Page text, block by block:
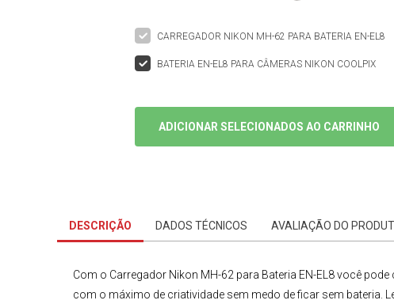
CARREGADOR NIKON MH-62 PARA BATERIA EN-EL8
BATERIA EN-EL8 PARA CÂMERAS NIKON COOLPIX
ADICIONAR SELECIONADOS AO CARRINHO
DESCRIÇÃO DADOS TÉCNICOS AVALIAÇÃO DO
Com o Carregador Nikon MH-62 para Bateria EN-EL8você pode
com o máximo de criatividade sem medo de ficar sem bateria.